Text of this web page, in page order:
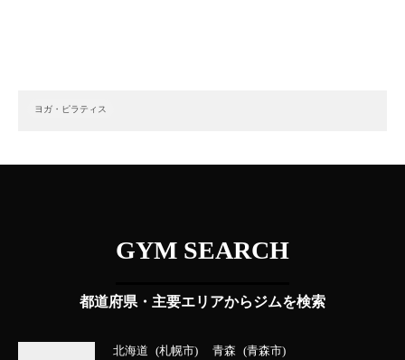
ヨガ・ピラティス
GYM SEARCH
都道府県・主要エリアからジムを検索
北海道 札幌市 青森
青森市